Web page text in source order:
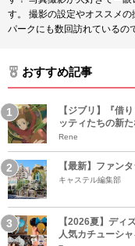
す。 撮影の設定やオススメ
パークにも数回訪れているの
おすすめ記事
【ジブリ】『借
ッティたちの新
Rene
【最新】ファン
キャステル編集部
【2026夏】ディ
人気カチューシ